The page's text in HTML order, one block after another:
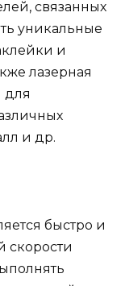
связанных
уникальные
и
лазерная
для
и др.
быстро и
скорости